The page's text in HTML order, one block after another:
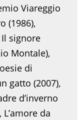
Viareggio
(1986),
Il signore
Montale),
di
gatto (2007),
d’inverno
da